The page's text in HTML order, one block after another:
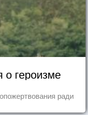
о героизме
ради